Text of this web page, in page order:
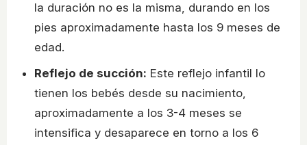
la duración no es la misma, durando en los
pies aproximadamente hasta los 9 meses de
edad.
Reflejo de succión: Este reflejo infantil lo
tienen los bebés desde su nacimiento,
aproximadamente a los 3-4 meses se
intensifica y desaparece en torno a los 6